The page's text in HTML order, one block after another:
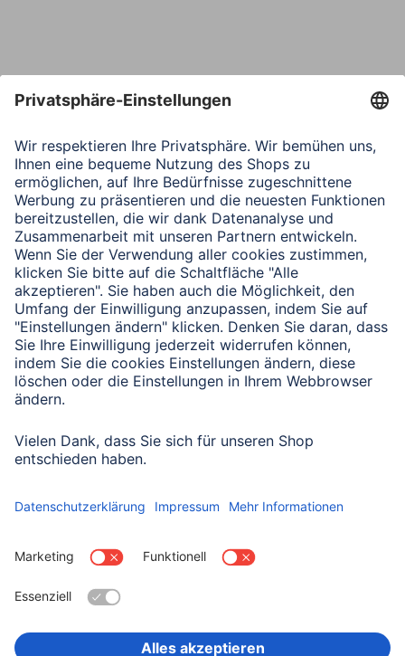
Verbleibende Zeichen: 1000/ 1000
Senden
Mit Absenden des Formulars bestätigen Sie, dass Sie unsere
Datenschutzbestimmungen zur Formulardatenverarbeitung zur
Datenschutz
Land wählen